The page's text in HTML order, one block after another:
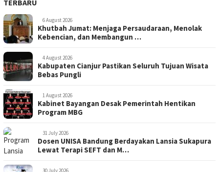
TERBARU
6 August 2026
Khutbah Jumat: Menjaga Persaudaraan, Menolak
Kebencian, dan Membangun …
4 August 2026
Kabupaten Cianjur Pastikan Seluruh Tujuan Wisata
Bebas Pungli
1 August 2026
Kabinet Bayangan Desak Pemerintah Hentikan
Program MBG
31 July 2026
Dosen UNISA Bandung Berdayakan Lansia Sukapura
Lewat Terapi SEFT dan M…